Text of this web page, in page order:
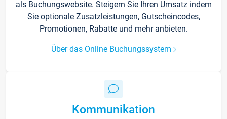
als Buchungswebsite. Steigern Sie Ihren Umsatz indem
Sie optionale Zusatzleistungen, Gutscheincodes,
Promotionen, Rabatte und mehr anbieten.
Über das Online Buchungssystem
Kommunikation